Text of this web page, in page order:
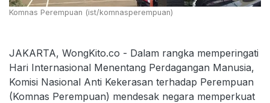
Komnas Perempuan (ist/komnasperempuan)
JAKARTA, WongKito.co - Dalam rangka memperingati
Hari Internasional Menentang Perdagangan Manusia,
Komisi Nasional Anti Kekerasan terhadap Perempuan
(Komnas Perempuan) mendesak negara memperkuat